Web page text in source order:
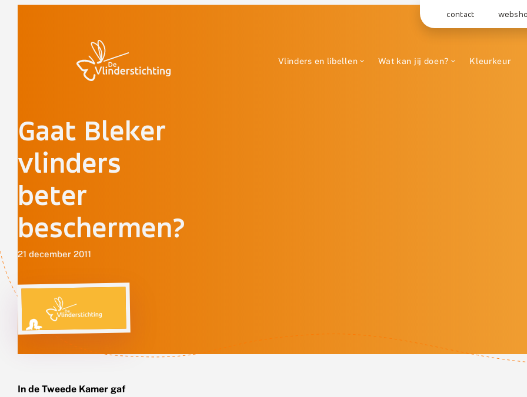
contact
Vlinders en libellen Wat kan jij doen? Kleurkeur
Gaat Bleker
vlinders
beter
beschermen?
21 december 2011
In de Tweede Kamer gaf